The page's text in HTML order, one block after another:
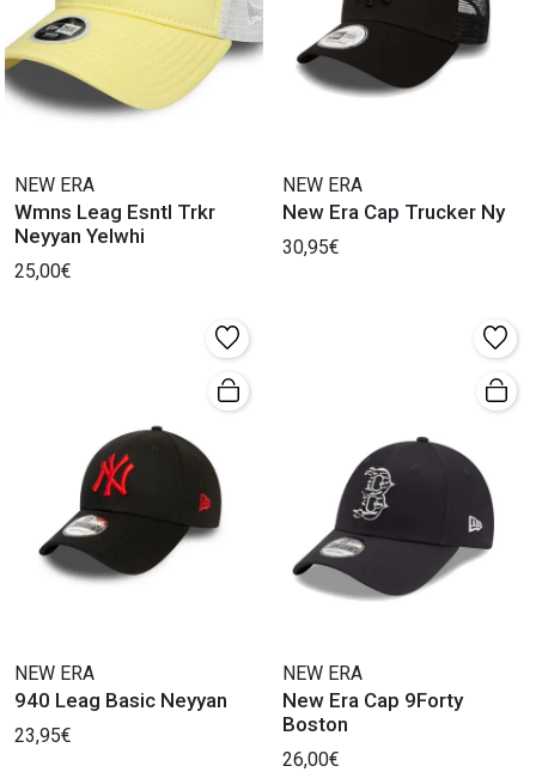
NEW ERA
Wmns Leag Esntl Trkr
Neyyan Yelwhi
25,00€
NEW ERA
New Era Cap Trucker Ny
30,95€
NEW ERA
940 Leag Basic Neyyan
23,95€
NEW ERA
New Era Cap 9Forty
Boston
26,00€